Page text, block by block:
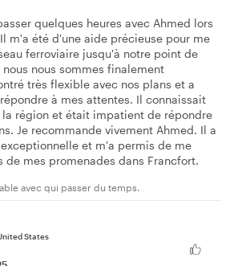
quelques heures avec Ahmed lors
m'a été d'une aide précieuse pour me
ferroviaire jusqu'à notre point de
nous nous sommes finalement
très flexible avec nos plans et a
à mes attentes. Il connaissait
région et était impatient de répondre
Je recommande vivement Ahmed. Il a
et m'a permis de me
de mes promenades dans Francfort.
avec qui passer du temps.
States